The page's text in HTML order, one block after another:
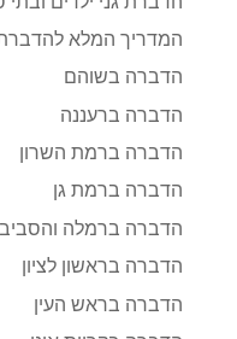
המדריך המלא להדברת
הדברה בשוהם
הדברה ברעננה
הדברה ברמת השרון
הדברה ברמת גן
הדברה ברמלה
הדברה בראשון לציון
הדברה בראש העין